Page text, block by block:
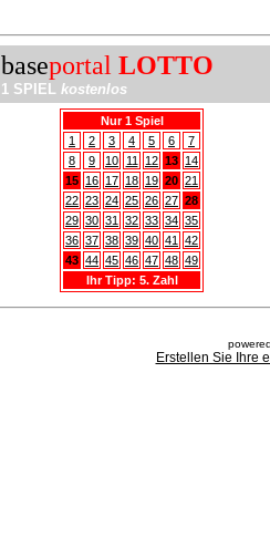
baseportal LOTTO
1 SPIEL kostenlos
Nur 1 Spiel
1
2 3 4 5 6
7
8
9 10 11 12 13 14
15 16 17 18 19 20 21
22 23 24 25 26 27 28
29 30 31 32 33 34 35
36 37 38 39 40 41
42
43 44 45 46 47 48 49
Ihr Tipp: 5. Zahl
Erstellen Sie Ihre